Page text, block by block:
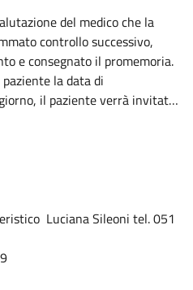
del medico che la
controllo successivo,
e consegnato il promemoria.
la data di
il paziente verrà invitato
la ricetta il seguente
Luciana Sileoni tel. 051